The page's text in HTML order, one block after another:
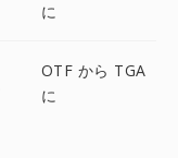
に
OTF から TGA
に